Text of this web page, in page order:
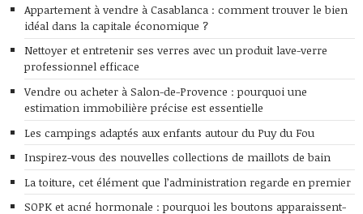
Appartement à vendre à Casablanca : comment trouver le bien
idéal dans la capitale économique ?
Nettoyer et entretenir ses verres avec un produit lave-verre
professionnel efficace
Vendre ou acheter à Salon-de-Provence : pourquoi une
estimation immobilière précise est essentielle
Les campings adaptés aux enfants autour du Puy du Fou
Inspirez-vous des nouvelles collections de maillots de bain
La toiture, cet élément que l’administration regarde en premier
SOPK et acné hormonale : pourquoi les boutons apparaissent-